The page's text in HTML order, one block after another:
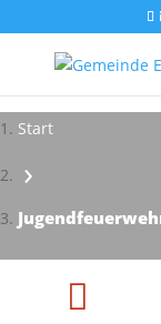
Start
›
Impressionen -
